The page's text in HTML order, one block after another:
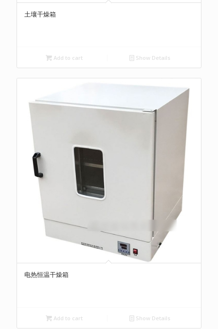
土壤干燥箱
Add to cart Show Details
电热恒温干燥箱
Add to cart Show Details